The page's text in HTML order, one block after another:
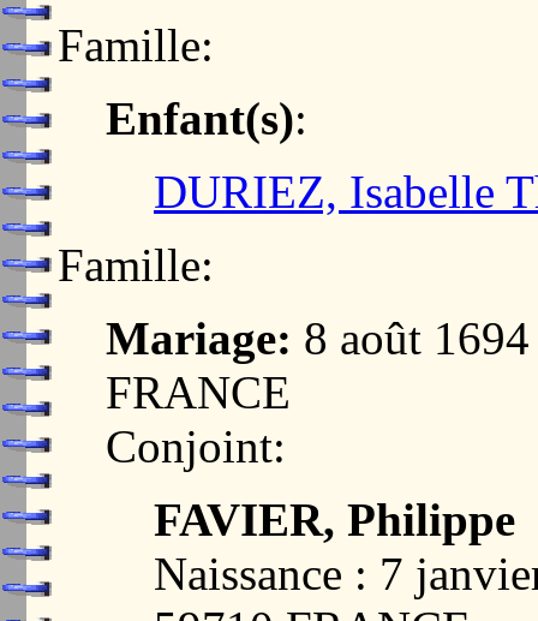
Famille:
Enfant(s):
DURIEZ, Isabelle
Famille:
Mariage: 8 août
FRANCE
Conjoint:
FAVIER, Philippe
Naissance : 7